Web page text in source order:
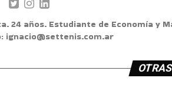
24 años. Estudiante de Economía y
ignacio@settenis.com.ar